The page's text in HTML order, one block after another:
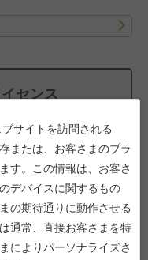
センス
2,904円 (税込)
サイトを訪問される
または、お客さまのブラ
す。この情報は、お客さ
デバイスに関するもの
の期待通りに動作させる
通常、直接お客さまを特
によりパーソナライズさ